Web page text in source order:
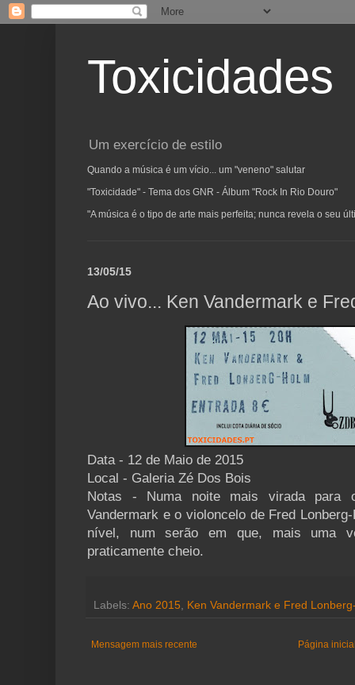
Toxicidades
Um exercício de estilo
Quando a música é um vício... um "veneno" salutar
"Toxicidade" - Tema dos GNR - Álbum "Rock In Rio Douro"
"A música é o tipo de arte mais perfeita; nunca revela o seu
13/05/15
Ao vivo... Ken Vandermark e
Data - 12 de Maio de 2015
Local - Galeria Zé Dos Bois
Notas - Numa noite mais virada para
Vandermark e o violoncelo de Fred
nível, num serão em que, mais uma
praticamente cheio.
Labels: Ano 2015, Ken Vandermark e Fred
Mensagem mais recente Página